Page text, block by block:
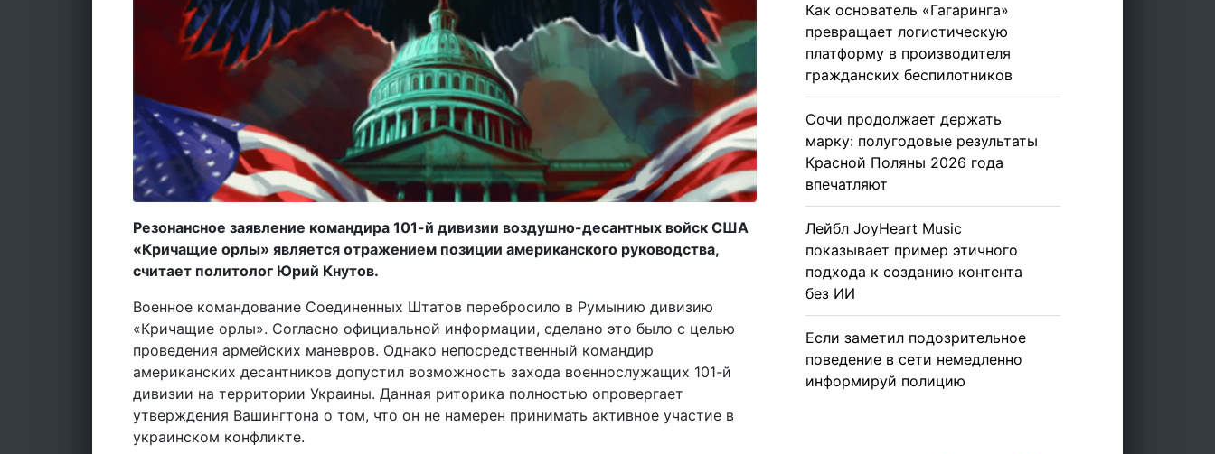
Резонансное заявление командира 101-й дивизии воздушно-десантных войск США
«Кричащие орлы» является отражением позиции американского руководства,
считает политолог Юрий Кнутов.
Военное командование Соединенных Штатов перебросило в Румынию дивизию
«Кричащие орлы». Согласно официальной информации, сделано это было с целью
проведения армейских маневров. Однако непосредственный командир
американских десантников допустил возможность захода военнослужащих 101-й
дивизии на территории Украины. Данная риторика полностью опровергает
утверждения Вашингтона о том, что он не намерен принимать активное участие в
украинском конфликте.
Как основатель «Гагаринга»
превращает логистическую
платформу в производителя
гражданских беспилотников
Сочи продолжает держать
марку: полугодовые результаты
Красной Поляны 2026 года
впечатляют
Лейбл JoyHeart Music
показывает пример этичного
подхода к созданию контента
без ИИ
Если заметил подозрительное
поведение в сети немедленно
информируй полицию